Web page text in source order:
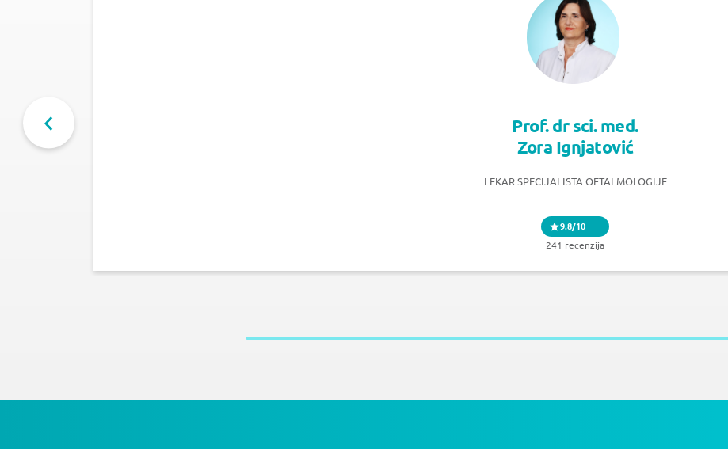
Prof. dr sci. med.
Zora Ignjatović
LEKAR SPECIJALISTA OFTALMOLOGIJE
9.8/10
241 recenzija